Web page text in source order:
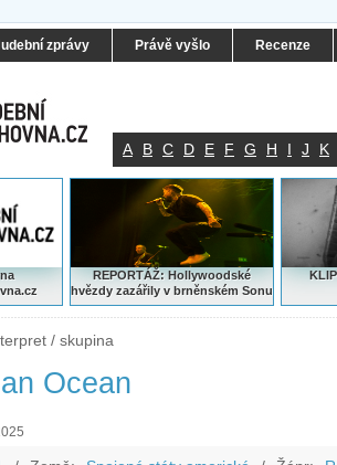
zprávy Právě vyšlo Recenze
A B C D E F G H I J K
REPORTÁŽ: Hollywoodské
hvězdy zazářily v brněnském Sonu
/ skupina
Ocean